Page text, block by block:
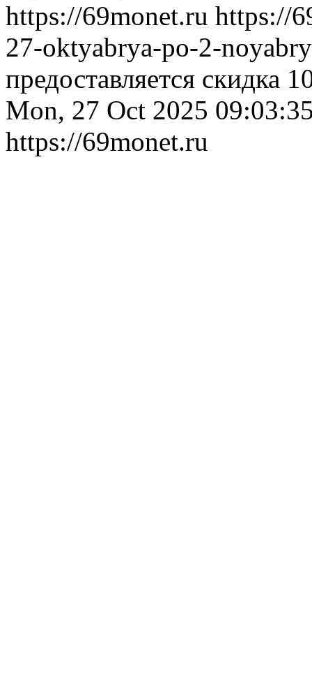
https://69monet.ru https://
27-oktyabrya-po-2-
предоставляется скидка
Mon, 27 Oct 2025
https://69monet.ru